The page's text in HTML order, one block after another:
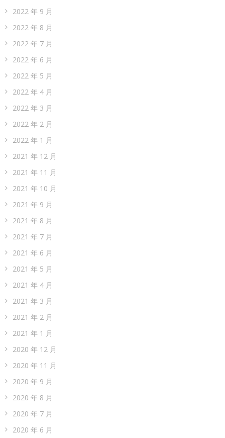
2022 年 9 月
2022 年 8 月
2022 年 7 月
2022 年 6 月
2022 年 5 月
2022 年 4 月
2022 年 3 月
2022 年 2 月
2022 年 1 月
2021 年 12 月
2021 年 11 月
2021 年 10 月
2021 年 9 月
2021 年 8 月
2021 年 7 月
2021 年 6 月
2021 年 5 月
2021 年 4 月
2021 年 3 月
2021 年 2 月
2021 年 1 月
2020 年 12 月
2020 年 11 月
2020 年 9 月
2020 年 8 月
2020 年 7 月
2020 年 6 月